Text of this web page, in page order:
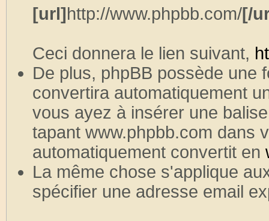
[url]http://www.phpbb.com/[/
Ceci donnera le lien suivant,
De plus, phpBB possède une
convertira automatiquement
vous ayez à insérer une
tapant www.phpbb.com dans
automatiquement convertit en
La même chose s'applique
spécifier une adresse email